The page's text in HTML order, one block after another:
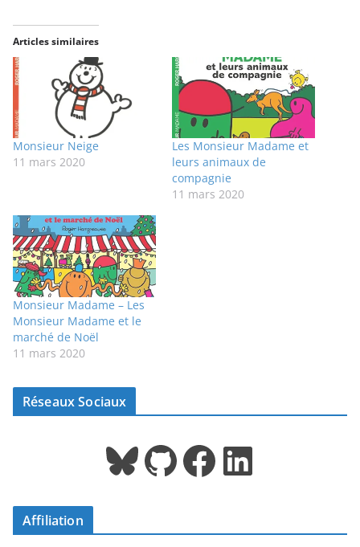
Articles similaires
Monsieur Neige
11 mars 2020
Les Monsieur Madame et
leurs animaux de
compagnie
11 mars 2020
Monsieur Madame – Les
Monsieur Madame et le
marché de Noël
11 mars 2020
Réseaux Sociaux
Bluesky GitHub Facebook LinkedIn
Affiliation